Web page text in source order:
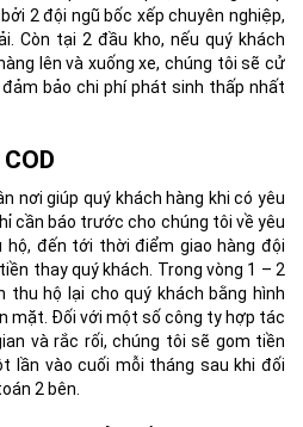
2 đội ngũ bốc xếp chuyên nghiệp,
Còn tại 2 đầu kho, nếu quý khách
lên và xuống xe, chúng tôi sẽ cử
bảo chi phí phát sinh thấp nhất
nơi giúp quý khách hàng khi có yêu
cần báo trước cho chúng tôi về yêu
hộ, đến tới thời điểm giao hàng đội
thay quý khách. Trong vòng 1 – 2
thu hộ lại cho quý khách bằng hình
mặt. Đối với một số công ty hợp tác
và rắc rối, chúng tôi sẽ gom tiền
lần vào cuối mỗi tháng sau khi đối
2 bên.